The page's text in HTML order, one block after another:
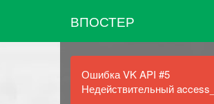
ВПОСТЕР
Ошибка VK API #5
Недействительный